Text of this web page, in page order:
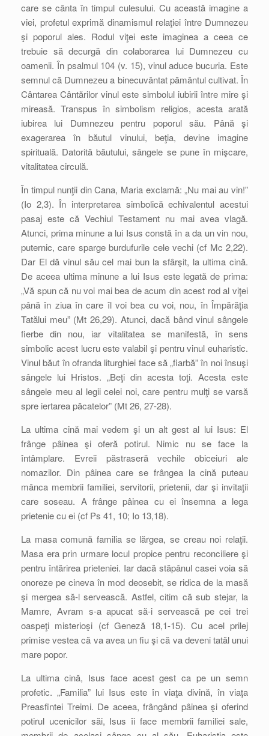
care se cânta în timpul culesului. Cu această imagine a
viei, profetul exprimă dinamismul relaţiei între Dumnezeu
şi poporul ales. Rodul viţei este imaginea a ceea ce
trebuie să decurgă din colaborarea lui Dumnezeu cu
oamenii. În psalmul 104 (v. 15), vinul aduce bucuria. Este
semnul că Dumnezeu a binecuvântat pământul cultivat. În
Cântarea Cântărilor vinul este simbolul iubirii între mire şi
mireasă. Transpus în simbolism religios, acesta arată
iubirea lui Dumnezeu pentru poporul său. Până şi
exagerarea în băutul vinului, beţia, devine imagine
spirituală. Datorită băutului, sângele se pune în mişcare,
vitalitatea circulă.
În timpul nunţii din Cana, Maria exclamă: „Nu mai au vin!”
(Io 2,3). În interpretarea simbolică echivalentul acestui
pasaj este că Vechiul Testament nu mai avea vlagă.
Atunci, prima minune a lui Isus constă în a da un vin nou,
puternic, care sparge burdufurile cele vechi (cf Mc 2,22).
Dar El dă vinul său cel mai bun la sfârşit, la ultima cină.
De aceea ultima minune a lui Isus este legată de prima:
„Vă spun că nu voi mai bea de acum din acest rod al viţei
până în ziua în care îl voi bea cu voi, nou, în Împărăţia
Tatălui meu” (Mt 26,29). Atunci, dacă bând vinul sângele
fierbe din nou, iar vitalitatea se manifestă, în sens
simbolic acest lucru este valabil şi pentru vinul euharistic.
Vinul băut în ofranda liturghiei face să „fiarbă” în noi însuşi
sângele lui Hristos. „Beţi din acesta toţi. Acesta este
sângele meu al legii celei noi, care pentru mulţi se varsă
spre iertarea păcatelor” (Mt 26, 27-28).
La ultima cină mai vedem şi un alt gest al lui Isus: El
frânge pâinea şi oferă potirul. Nimic nu se face la
întâmplare. Evreii păstraseră vechile obiceiuri ale
nomazilor. Din pâinea care se frângea la cină puteau
mânca membrii familiei, servitorii, prietenii, dar şi invitaţii
care soseau. A frânge pâinea cu ei însemna a lega
prietenie cu ei (cf Ps 41, 10; Io 13,18).
La masa comună familia se lărgea, se creau noi relaţii.
Masa era prin urmare locul propice pentru reconciliere şi
pentru întărirea prieteniei. Iar dacă stăpânul casei voia să
onoreze pe cineva în mod deosebit, se ridica de la masă
şi mergea să-l servească. Astfel, citim că sub stejar, la
Mamre, Avram s-a apucat să-i servească pe cei trei
oaspeţi misterioşi (cf Geneză 18,1-15). Cu acel prilej
primise vestea că va avea un fiu şi că va deveni tatăl unui
mare popor.
La ultima cină, Isus face acest gest ca pe un semn
profetic. „Familia” lui Isus este în viaţa divină, în viaţa
Preasfintei Treimi. De aceea, frângând pâinea şi oferind
potirul ucenicilor săi, Isus îi face membrii familiei sale,